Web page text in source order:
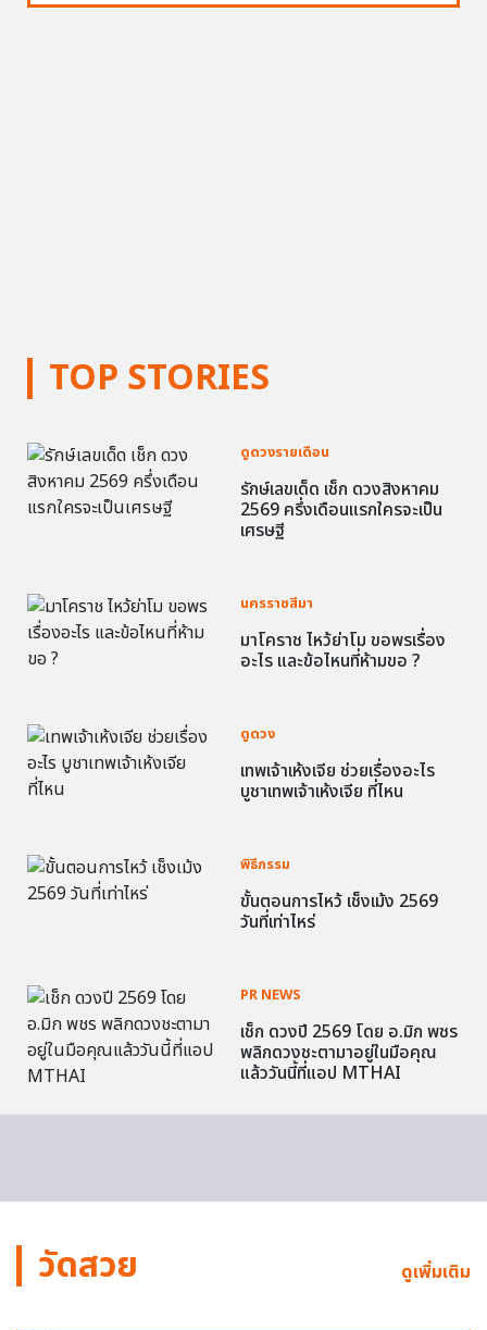
TOP STORIES
ดูดวงรายเดือน
รักษ์เลขเด็ด เช็ก ดวงสิงหาคม
2569 ครึ่งเดือนแรกใครจะเป็น
เศรษฐี
นครราชสีมา
มาโคราช ไหว้ย่าโม ขอพรเรื่อง
อะไร และข้อไหนที่ห้ามขอ ?
ดูดวง
เทพเจ้าเห้งเจีย ช่วยเรื่องอะไร
บูชาเทพเจ้าเห้งเจีย ที่ไหน
พิธีกรรม
ขั้นตอนการไหว้ เช็งเม้ง 2569
วันที่เท่าไหร่
PR NEWS
เช็ก ดวงปี 2569 โดย อ.มิก พชร
พลิกดวงชะตามาอยู่ในมือคุณ
แล้ววันนี้ที่แอป MTHAI
วัดสวย ดูเพิ่มเติม